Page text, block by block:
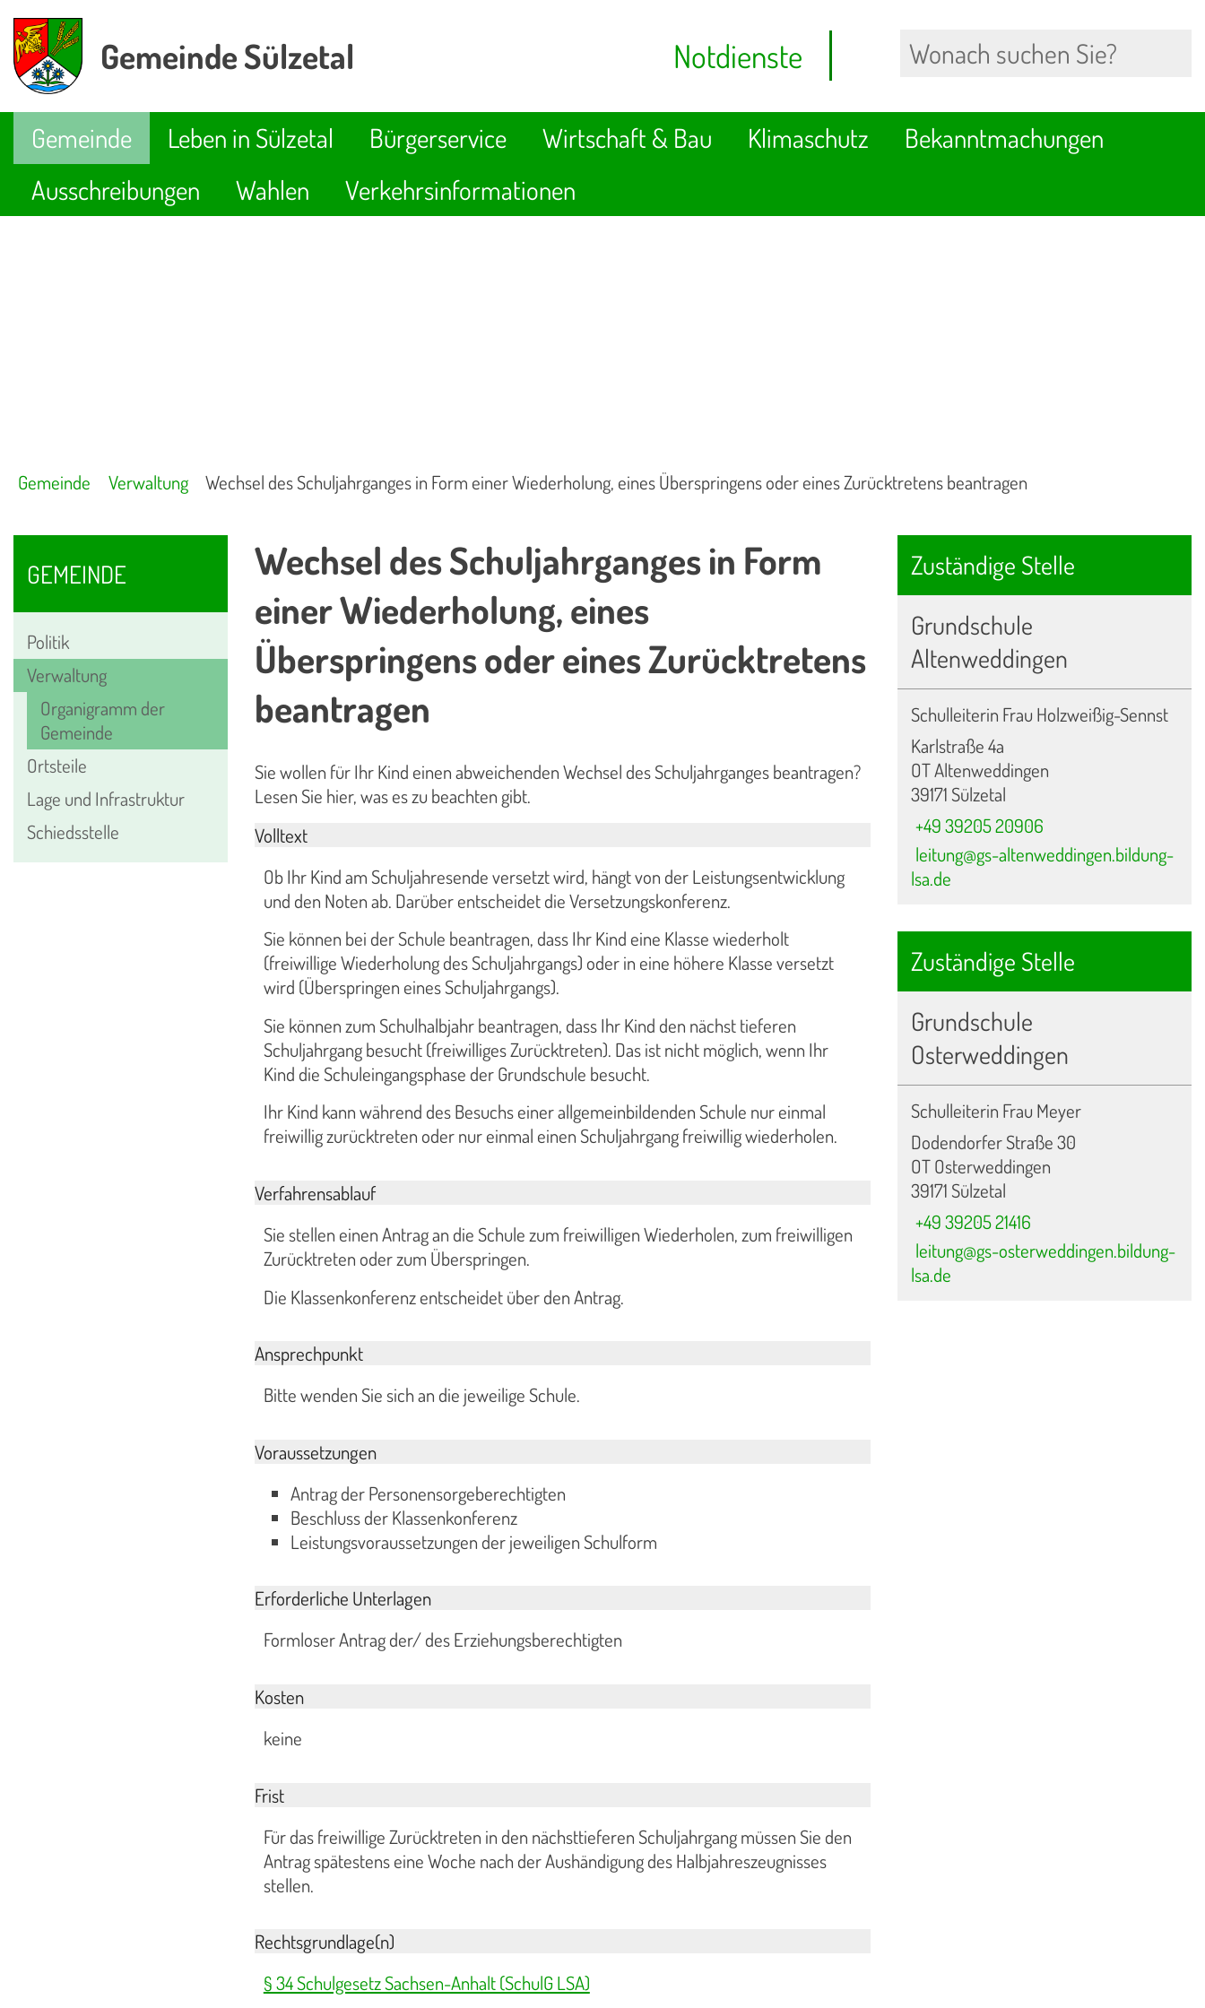
Gemeinde Sülzetal Notdienste
Gemeinde Leben in Sülzetal Bürgerservice Wirtschaft & Bau Klimaschutz
Bekanntmachungen
Ausschreibungen
Wahlen Verkehrsinformationen
Gemeinde Verwaltung Wechsel des Schuljahrganges in Form einer Wiederholung, eines Überspringens oder eines Zurücktretens beantragen
GEMEINDE
Politik
Verwaltung
Organigramm der
Gemeinde
Ortsteile
Lage und Infrastruktur
Schiedsstelle
Wechsel des Schuljahrganges in Form
einer Wiederholung, eines
Überspringens oder eines Zurücktretens
beantragen
Sie wollen für Ihr Kind einen abweichenden Wechsel des Schuljahrganges beantragen?
Lesen Sie hier, was es zu beachten gibt.
Volltext
Ob Ihr Kind am Schuljahresende versetzt wird, hängt von der Leistungsentwicklung
und den Noten ab. Darüber entscheidet die Versetzungskonferenz.
Sie können bei der Schule beantragen, dass Ihr Kind eine Klasse wiederholt
(freiwillige Wiederholung des Schuljahrgangs) oder in eine höhere Klasse versetzt
wird (Überspringen eines Schuljahrgangs).
Sie können zum Schulhalbjahr beantragen, dass Ihr Kind den nächst tieferen
Schuljahrgang besucht (freiwilliges Zurücktreten). Das ist nicht möglich, wenn Ihr
Kind die Schuleingangsphase der Grundschule besucht.
Ihr Kind kann während des Besuchs einer allgemeinbildenden Schule nur einmal
freiwillig zurücktreten oder nur einmal einen Schuljahrgang freiwillig wiederholen.
Verfahrensablauf
Sie stellen einen Antrag an die Schule zum freiwilligen Wiederholen, zum freiwilligen
Zurücktreten oder zum Überspringen.
Die Klassenkonferenz entscheidet über den Antrag.
Ansprechpunkt
Bitte wenden Sie sich an die jeweilige Schule.
Voraussetzungen
Antrag der Personensorgeberechtigten
Beschluss der Klassenkonferenz
Leistungsvoraussetzungen der jeweiligen Schulform
Erforderliche Unterlagen
Formloser Antrag der/ des Erziehungsberechtigten
Kosten
keine
Frist
Für das freiwillige Zurücktreten in den nächsttieferen Schuljahrgang müssen Sie den
Antrag spätestens eine Woche nach der Aushändigung des Halbjahreszeugnisses
stellen.
Rechtsgrundlage(n)
§ 34 Schulgesetz Sachsen-Anhalt (SchulG LSA)
Zuständige Stelle
Grundschule
Altenweddingen
Schulleiterin Frau Holzweißig-Sennst
Karlstraße 4a
OT Altenweddingen
39171 Sülzetal
+49 39205 20906
leitung@gs-altenweddingen.bildung-
lsa.de
Zuständige Stelle
Grundschule
Osterweddingen
Schulleiterin Frau Meyer
Dodendorfer Straße 30
OT Osterweddingen
39171 Sülzetal
+49 39205 21416
leitung@gs-osterweddingen.bildung-
lsa.de